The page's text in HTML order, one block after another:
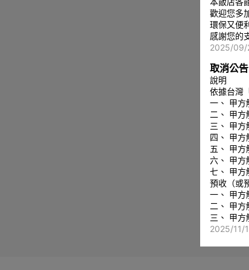
歡迎您多
環保又便
感謝您的
2025/09/
取消公告
說明
依據台灣
一、 甲方
二、 甲
三、 甲方
四、 甲方
五、 甲方
六、 甲方
七、 甲方
預收（或
一、 甲方
二、 甲
三、 甲方
2025/11/